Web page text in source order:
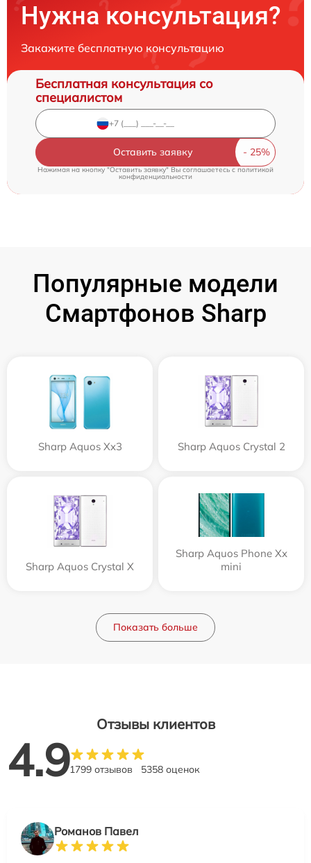
Нужна консультация?
Закажите бесплатную консультацию
Бесплатная консультация со
специалистом
Оставить заявку
Нажимая на кнопку "Оставить заявку" Вы соглашаетесь cполитикой
конфиденциальности
Популярные модели
Смартфонов Sharp
Sharp Aquos Xx3 Sharp Aquos Crystal 2
Sharp Aquos Crystal X
Sharp Aquos Phone Xx
mini
Показать больше
Отзывы клиентов
4.91799 отзывов 5358 оценок
Романов Павел